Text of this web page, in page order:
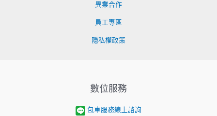
異業合作
員工專區
隱私權政策
數位服務
包車服務線上諮詢